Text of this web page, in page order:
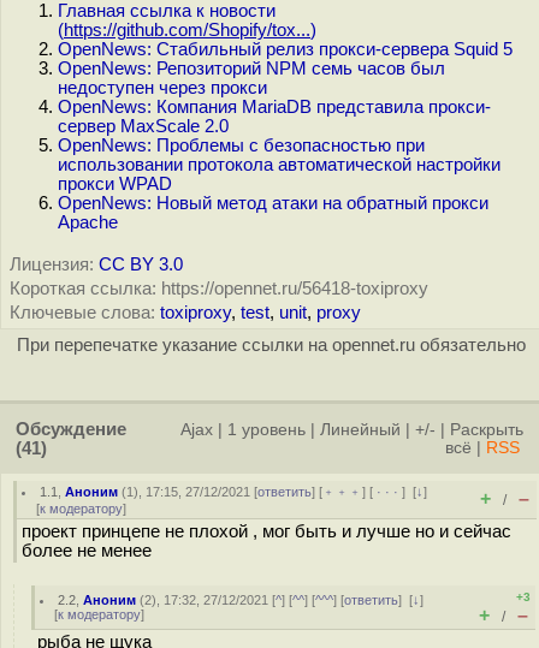
Главная ссылка к новости
(https://github.com/Shopify/tox...)
OpenNews: Стабильный релиз прокси-сервера Squid 5
OpenNews: Репозиторий NPM семь часов был
недоступен через прокси
OpenNews: Компания MariaDB представила прокси-
сервер MaxScale 2.0
OpenNews: Проблемы с безопасностью при
использовании протокола автоматической настройки
прокси WPAD
OpenNews: Новый метод атаки на обратный прокси
Apache
Лицензия: CC BY 3.0
Короткая ссылка: https://opennet.ru/56418-toxiproxy
Ключевые слова: toxiproxy, test, unit, proxy
При перепечатке указание ссылки на opennet.ru обязательно
Обсуждение
(41)
Ajax 1 уровень Линейный +/-
Раскрыть
всё
RSS
1.1 ,Аноним (1), 17:15, 27/12/2021 [ответить] [ ﹢﹢﹢] [ · · ·][↓]
[к модератору] + / –
проект принцепе не плохой , мог быть и лучше но и сейчас
более не менее
2.2 ,Аноним (2), 17:32, 27/12/2021 [^] [^^] [^^^] [ответить][↓]
[к модератору]
+3
+ / –
рыба не щука